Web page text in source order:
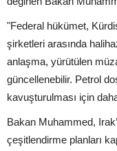
"Federal hükümet,
şirketleri arasında
anlaşma, yürütülen
güncellenebilir. Petrol
kavuşturulması için
Bakan Muhammed,
çeşitlendirme planları